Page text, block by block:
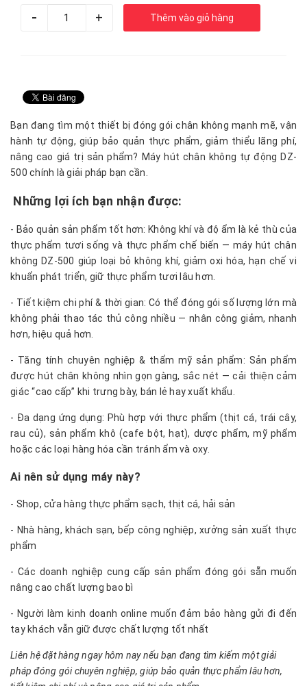
- + Thêm vào giỏ hàng
Bạn đang tìm một thiết bị đóng gói chân không mạnh mẽ, vận
hành tự động, giúp bảo quản thực phẩm, giảm thiểu lãng phí,
nâng cao giá trị sản phẩm? Máy hút chân không tự động DZ-
500 chính là giải pháp bạn cần.
Những lợi ích bạn nhận được:
- Bảo quản sản phẩm tốt hơn: Không khí và độ ẩm là kẻ thù của
thực phẩm tươi sống và thực phẩm chế biến — máy hút chân
không DZ-500 giúp loại bỏ không khí, giảm oxi hóa, hạn chế vi
khuẩn phát triển, giữ thực phẩm tươi lâu hơn.
- Tiết kiệm chi phí & thời gian: Có thể đóng gói số lượng lớn mà
không phải thao tác thủ công nhiều — nhân công giảm, nhanh
hơn, hiệu quả hơn.
- Tăng tính chuyên nghiệp & thẩm mỹ sản phẩm: Sản phẩm
được hút chân không nhìn gọn gàng, sắc nét — cải thiện cảm
giác “cao cấp” khi trưng bày, bán lẻ hay xuất khẩu.
- Đa dạng ứng dụng: Phù hợp với thực phẩm (thịt cá, trái cây,
rau củ), sản phẩm khô (cafe bột, hạt), dược phẩm, mỹ phẩm
hoặc các loại hàng hóa cần tránh ẩm và oxy.
Ai nên sử dụng máy này?
- Shop, cửa hàng thực phẩm sạch, thịt cá, hải sản
- Nhà hàng, khách sạn, bếp công nghiệp, xưởng sản xuất thực
phẩm
- Các doanh nghiệp cung cấp sản phẩm đóng gói sẵn muốn
nâng cao chất lượng bao bì
- Người làm kinh doanh online muốn đảm bảo hàng gửi đi đến
tay khách vẫn giữ được chất lượng tốt nhất
Liên hệ đặt hàng ngay hôm nay nếu bạn đang tìm kiếm một giải
pháp đóng gói chuyên nghiệp, giúp bảo quản thực phẩm lâu hơn,